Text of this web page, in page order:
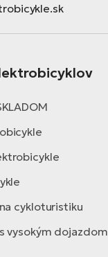
cykloturistiku
vysokým dojazdom